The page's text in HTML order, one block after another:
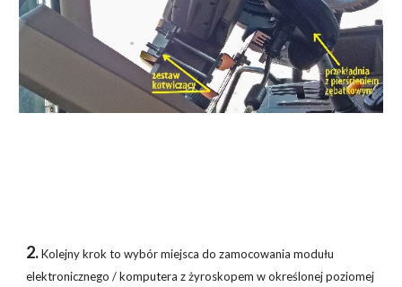
2.Kolejny krok to wybór miejsca do zamocowania modułu
elektronicznego / komputera z żyroskopem w określonej poziomej